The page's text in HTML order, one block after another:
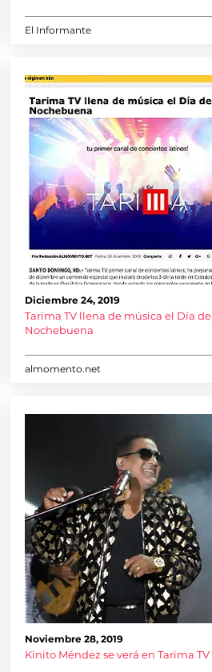
El Informante
Diciembre 24, 2019
Tarima TV llena de música el Día de
Nochebuena
almomento.net
Noviembre 28, 2019
Kinito Méndez se verá en Tarima TV